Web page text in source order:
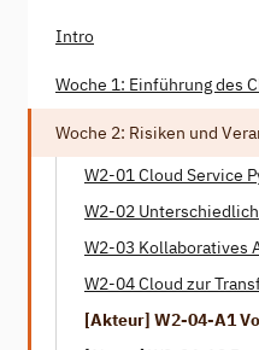
Intro
Woche 1: Einführung des
Woche 2: Risiken und
W2-01 Cloud Service
W2-02
W2-03 Kollaboratives
W2-04 Cloud zur
[Akteur] W2-04-A1